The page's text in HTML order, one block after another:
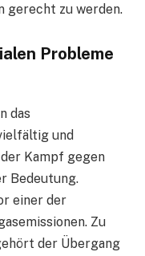
gerecht zu werden.
Probleme
das
und
Kampf gegen
Bedeutung.
einer der
Zu
der Übergang